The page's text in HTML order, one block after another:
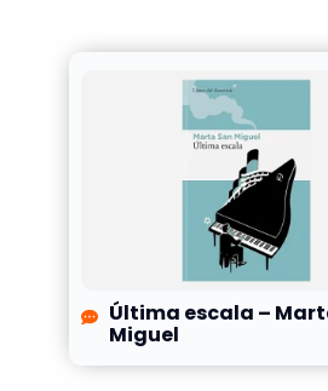
Última escala –
Miguel